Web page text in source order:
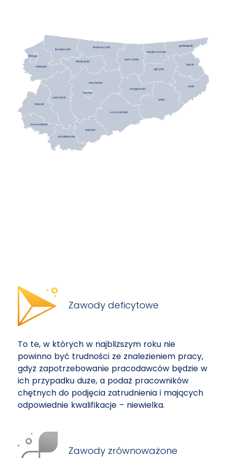
bartoszycki
braniewski
działdowski
elbląski
ełcki
giżycki
iławski
kętrzyński
lidzbarski
mrągowski
nidzicki
nowomiejski
olecki
olsztyński
ostródzki piski
szczycieński
gołdapski
węgorzewski
Elbląg
Olsztyn
Zawody deficytowe
To te, w których w najbliższym roku nie
powinno być trudności ze znalezieniem pracy,
gdyż zapotrzebowanie pracodawców będzie w
ich przypadku duże, a podaż pracowników
chętnych do podjęcia zatrudnienia i mających
odpowiednie kwalifikacje – niewielka.
Zawody zrównoważone